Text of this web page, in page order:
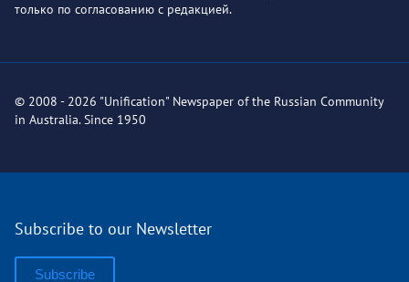
только по согласованию с редакцией.
© 2008 - 2026 "Unification" Newspaper of the Russian Community
in Australia. Since 1950
Subscribe to our Newsletter
Subscribe